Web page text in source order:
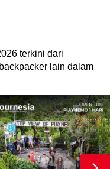
terkini dari
lain dalam